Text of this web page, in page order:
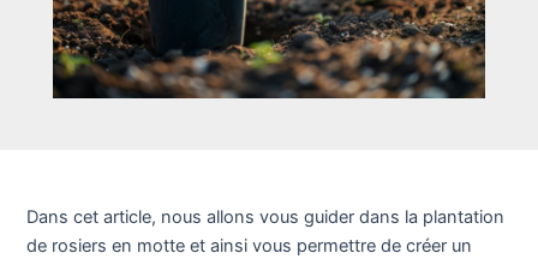
Dans cet article, nous allons vous guider dans la plantation
de rosiers en motte et ainsi vous permettre de créer un